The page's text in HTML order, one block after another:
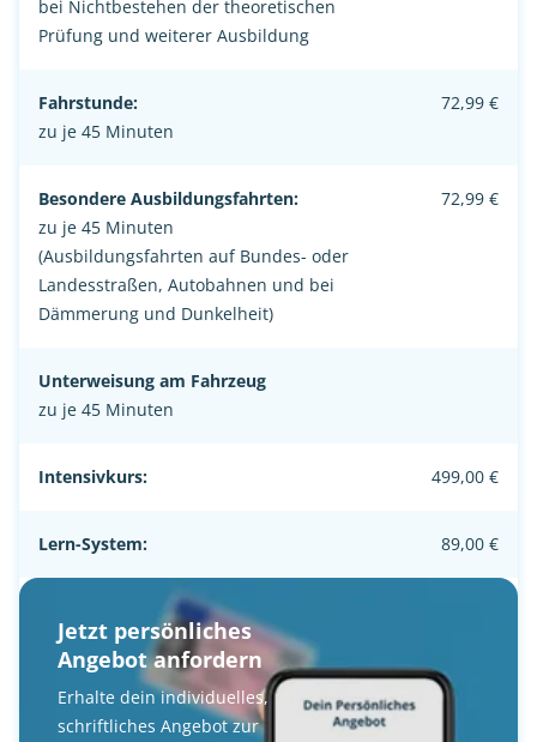
bei Nichtbestehen der theoretischen
Prüfung und weiterer Ausbildung
Fahrstunde:
zu je 45 Minuten
72,99 €
Besondere Ausbildungsfahrten:
zu je 45 Minuten
(Ausbildungsfahrten auf Bundes- oder
Landesstraßen, Autobahnen und bei
Dämmerung und Dunkelheit)
72,99 €
Unterweisung am Fahrzeug
zu je 45 Minuten
Intensivkurs: 499,00 €
Lern-System: 89,00 €
Jetzt persönliches
Angebot anfordern
Erhalte dein individuelles,
schriftliches Angebot zur